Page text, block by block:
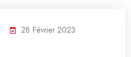
28 Février 2023